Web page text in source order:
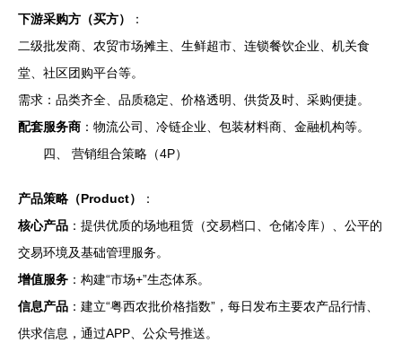
下游采购方（买方）
：
二级批发商、农贸市场摊主、生鲜超市、连锁餐饮企业、机关食
堂、社区团购平台等。
需求：品类齐全、品质稳定、价格透明、供货及时、采购便捷。
配套服务商 ：物流公司、冷链企业、包装材料商、金融机构等。
四、 营销组合策略（4P）
产品策略（Product）
：
核心产品 ：提供优质的场地租赁（交易档口、仓储冷库）、公平的
交易环境及基础管理服务。
增值服务 ：构建“市场+”生态体系。
信息产品 ：建立“粤西农批价格指数”，每日发布主要农产品行情、
供求信息，通过APP、公众号推送。